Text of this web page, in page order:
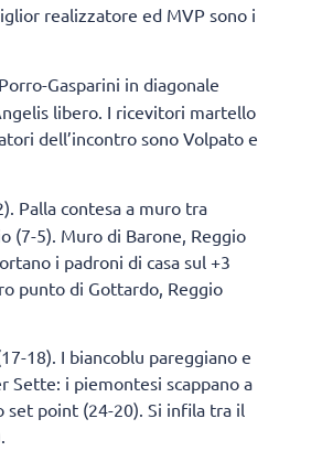
realizzatore ed MVP sono i
Gasparini in diagonale
libero. I ricevitori martello
dell’incontro sono Volpato e
Palla contesa a muro tra
(7-5). Muro di Barone, Reggio
i padroni di casa sul +3
punto di Gottardo, Reggio
18). I biancoblu pareggiano e
Sette: i piemontesi scappano a
set point (24-20). Si infila tra il